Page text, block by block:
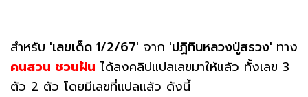
สำหรับ 'เลขเด็ด 1/2/67' จาก 'ปฏิทินหลวงปู่สรวง' ทาง
คนสวน ชวนฝัน ได้ลงคลิปแปลเลขมาให้แล้ว ทั้งเลข 3
ตัว 2 ตัว โดยมีเลขที่แปลแล้ว ดังนี้